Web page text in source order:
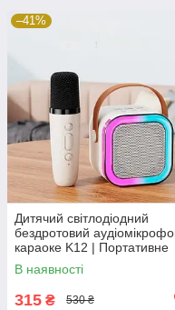
–41%
Дитячий світлодіодний
бездротовий
караоке K12 | Портативне
караоке
В наявності
315 ₴ 530 ₴